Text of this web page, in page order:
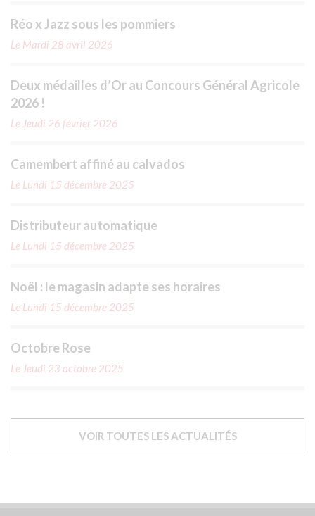
Réo x Jazz sous les pommiers
Le Mardi 28 avril 2026
Deux médailles d’Or au Concours Général Agricole
2026 !
Le Jeudi 26 février 2026
Camembert affiné au calvados
Le Lundi 15 décembre 2025
Distributeur automatique
Le Lundi 15 décembre 2025
Noël : le magasin adapte ses horaires
Le Lundi 15 décembre 2025
Octobre Rose
Le Jeudi 23 octobre 2025
VOIR TOUTES LES ACTUALITÉS